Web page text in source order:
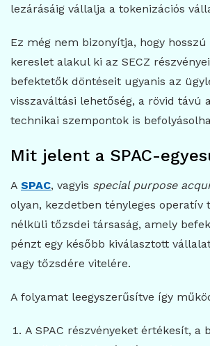
lezárásáig vállalja a tokenizációs
Ez még nem bizonyítja, hogy hosszú
kereslet alakul ki az SECZ
befektetők döntéseit ugyanis az
visszaváltási lehetőség, a rövid távú
technikai szempontok is
Mit jelent a SPAC-
A SPAC, vagyis special purpose
olyan, kezdetben tényleges operatív
nélküli tőzsdei társaság, amely
pénzt egy később kiválasztott
vagy tőzsdére vitelére.
A folyamat leegyszerűsítve így
A SPAC részvényeket értékesít, a